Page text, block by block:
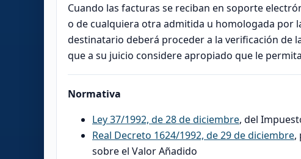
Cuando las facturas se reciban en soporte
o de cualquiera otra admitida u homologada por
destinatario deberá proceder a la verificación
que a su juicio considere apropiado que le
Normativa
Ley 37/1992, de 28 de diciembre, del
Real Decreto 1624/1992, de 29 de diciembre,
sobre el Valor Añadido